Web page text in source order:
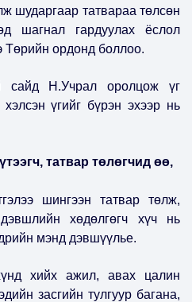
шударгаар татвараа төлсөн
шагнал гардуулах ёслол
Төрийн ордонд боллоо.
сайд Н.Учрал оролцож үг
үгийг бүрэн эхээр нь
татвар төлөгчид өө,
шингээн татвар төлж,
хөдөлгөгч хүч нь
мэнд дэвшүүлье.
хийх ажил, авах цалин
засгийн тулгуур багана,